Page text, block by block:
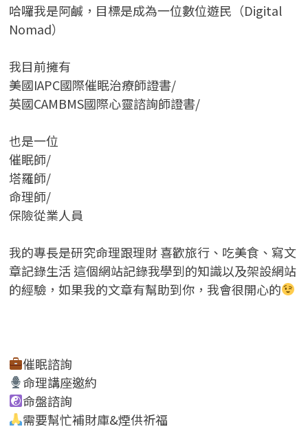
哈囉我是阿鹹，目標是成為一位數位遊民（Digital
Nomad）
我目前擁有
美國IAPC國際催眠治療師證書/
英國CAMBMS國際心靈諮詢師證書/
也是一位
催眠師/
塔羅師/
命理師/
保險從業人員
我的專長是研究命理跟理財 喜歡旅行、吃美食、寫文
章記錄生活 這個網站記錄我學到的知識以及架設網站
的經驗，如果我的文章有幫助到你，我會很開心的
催眠諮詢
命理講座邀約
命盤諮詢
需要幫忙補財庫&煙供祈福